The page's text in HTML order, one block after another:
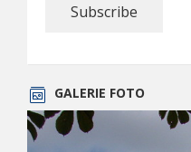
GALERIE FOTO